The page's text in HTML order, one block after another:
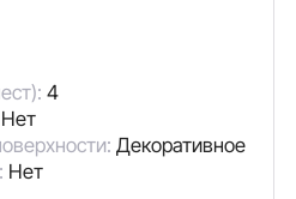
4
Нет
Декоративное
Нет